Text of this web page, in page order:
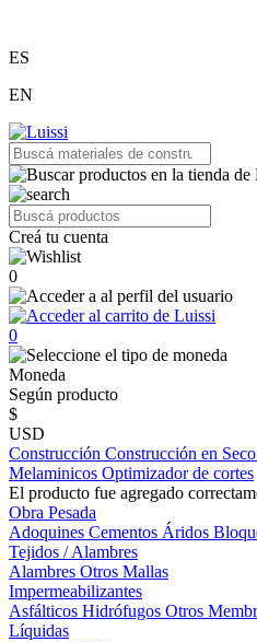
ES
EN
Creá tu cuenta
0
0
Moneda
Según producto
$
USD
Construcción Construcción en Seco
Melaminicos Optimizador de cortes
El producto fue agregado
Obra Pesada
Adoquines Cementos Áridos
Tejidos / Alambres
Alambres Otros Mallas
Impermeabilizantes
Asfálticos Hidrófugos Otros
Líquidas